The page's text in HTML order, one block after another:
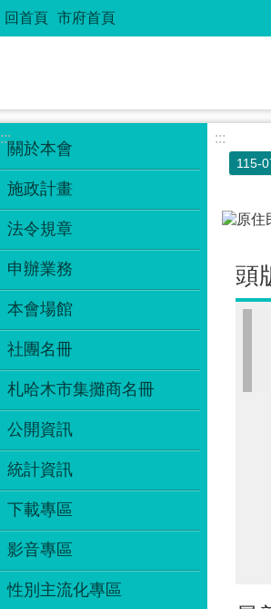
回首頁 市府首頁
:::
關於本會
施政計畫
法令規章
申辦業務
本會場館
社團名冊
札哈木市集攤商名冊
公開資訊
統計資訊
下載專區
影音專區
性別主流化專區
:::
115-
頭